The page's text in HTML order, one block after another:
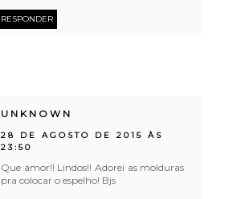
RESPONDER
UNKNOWN
28 DE AGOSTO DE 2015 ÀS
23:50
Que amor!! Lindos!! Adorei as molduras
pra colocar o espelho! Bjs